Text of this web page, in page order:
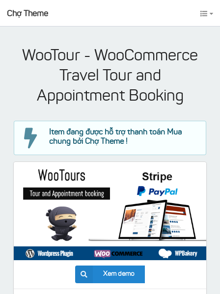
Chợ Theme
WooTour - WooCommerce
Travel Tour and
Appointment Booking
Item đang được hỗ trợ thanh toán Mua
chung bởi Chợ Theme !
Xem demo